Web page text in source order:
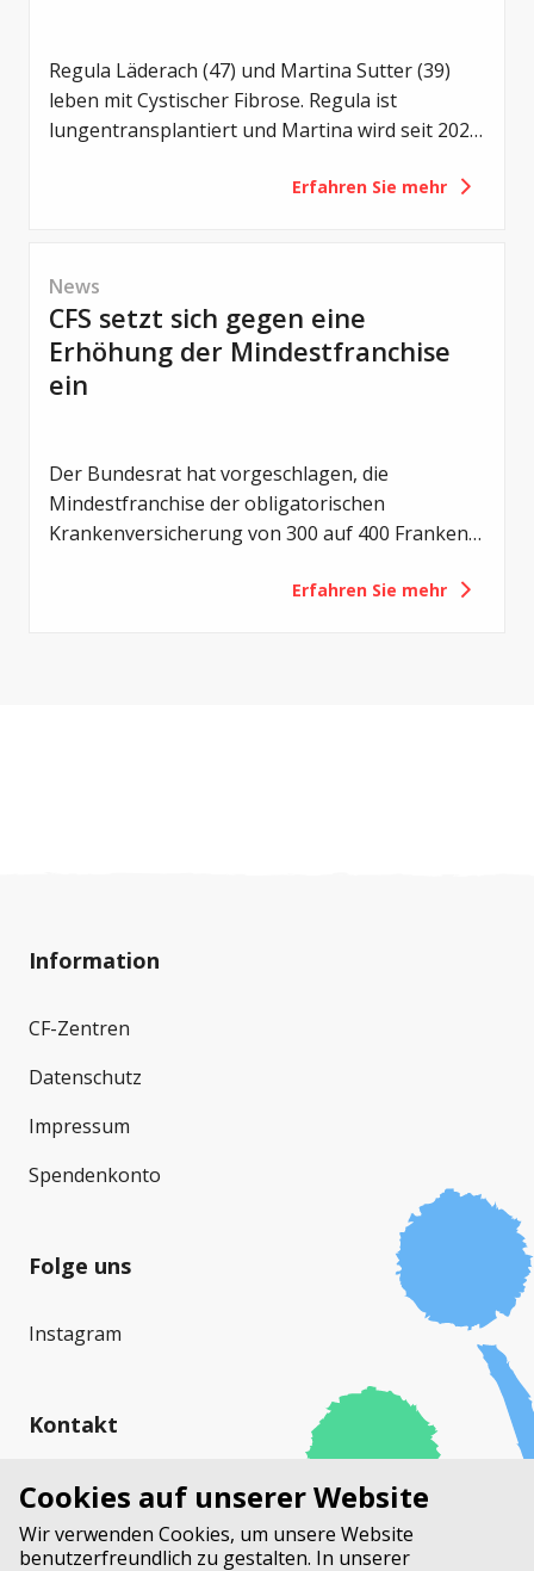
Regula Läderach (47) und Martina Sutter (39)
leben mit Cystischer Fibrose. Regula ist
lungentransplantiert und Martina wird seit 2021
Lebenswege – und doch eine gemeinsame
Erfahren Sie mehr
News
CFS setzt sich gegen eine
Erhöhung der Mindestfranchise
ein
Der Bundesrat hat vorgeschlagen, die
Mindestfranchise der obligatorischen
Krankenversicherung von 300 auf 400 Franken
Eigenverantwortung der Versicherten gestärkt
Erfahren Sie mehr
Information
CF-Zentren
Datenschutz
Impressum
Spendenkonto
Folge uns
Instagram
Kontakt
Cystische Fibrose Schweiz (CFS)
Stauffacherstrasse 17a
Postfach
Cookies auf unserer Website
Wir verwenden Cookies, um unsere Website
benutzerfreundlich zu gestalten. In unserer